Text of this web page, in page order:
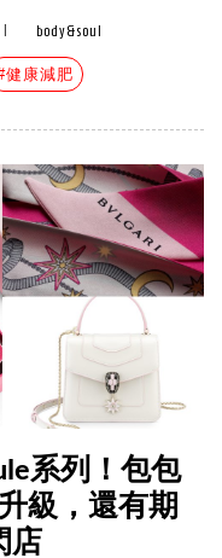
body&soul
健康減肥
系列！包包
級，還有期
店